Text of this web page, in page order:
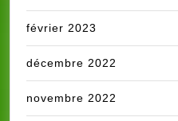
février 2023
décembre 2022
novembre 2022